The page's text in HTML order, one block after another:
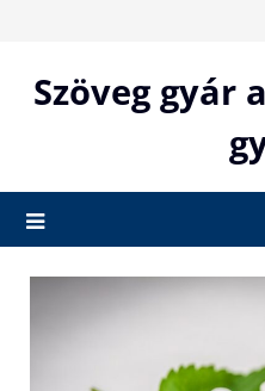
contentSzöveg gyár